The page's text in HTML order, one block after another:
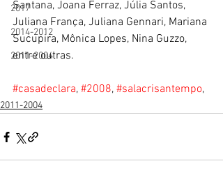
2017
2014-2012
2011-2004
Santana, Joana Ferraz, Júlia Santos,
Juliana França, Juliana Gennari, Mariana
Sucupira, Mônica Lopes, Nina Guzzo,
entre outras.
#casadeclara, #2008, #salacrisantempo,
2011-2004